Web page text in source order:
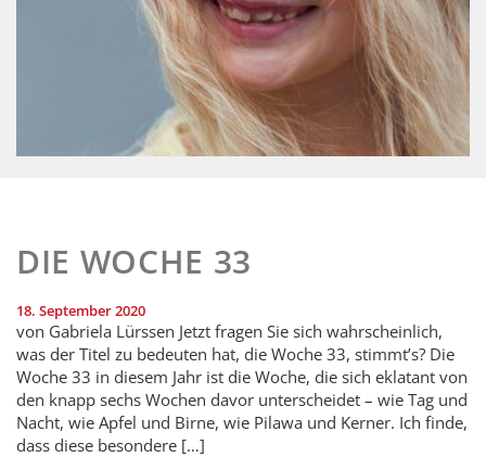
DIE WOCHE 33
18. September 2020
von Gabriela Lürssen Jetzt fragen Sie sich wahrscheinlich,
was der Titel zu bedeuten hat, die Woche 33, stimmt’s? Die
Woche 33 in diesem Jahr ist die Woche, die sich eklatant von
den knapp sechs Wochen davor unterscheidet – wie Tag und
Nacht, wie Apfel und Birne, wie Pilawa und Kerner. Ich finde,
dass diese besondere […]